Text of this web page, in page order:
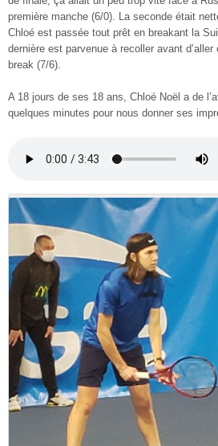
première manche (6/0). La seconde était
Chloé est passée tout prêt en breakant la
dernière est parvenue à recoller avant
break (7/6).
A 18 jours de ses 18 ans, Chloé Noël a de
quelques minutes pour nous donner ses